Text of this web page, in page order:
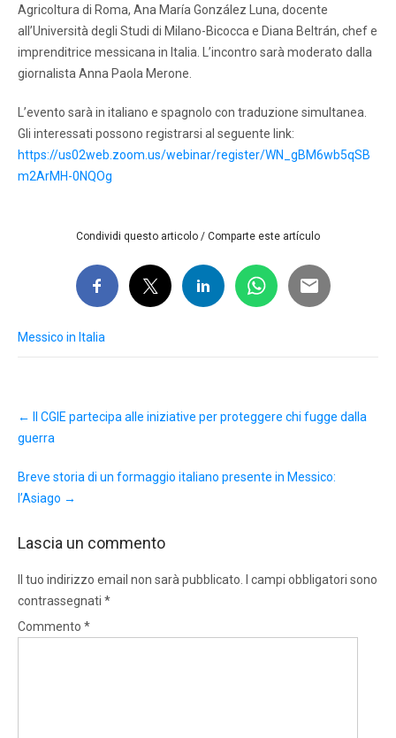
Agricoltura di Roma, Ana María González Luna, docente
all’Università degli Studi di Milano-Bicocca e Diana Beltrán, chef e
imprenditrice messicana in Italia. L’incontro sarà moderato dalla
giornalista Anna Paola Merone.
L’evento sarà in italiano e spagnolo con traduzione simultanea.
Gli interessati possono registrarsi al seguente link:
https://us02web.zoom.us/webinar/register/WN_gBM6wb5qSB
m2ArMH-0NQOg
Condividi questo articolo / Comparte este artículo
Messico in Italia
navigation
←
Il CGIE partecipa alle iniziative per proteggere chi fugge dalla
guerra
Breve storia di un formaggio italiano presente in Messico:
l’Asiago →
Lascia un commento
Il tuo indirizzo email non sarà pubblicato.
I campi obbligatori sono
contrassegnati *
Commento *